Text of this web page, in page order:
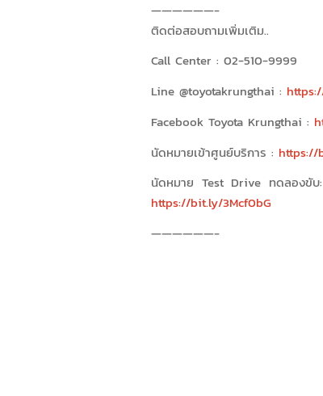
——————-
ติดต่อสอบถามเพิ่มเติม..
Call Center : 02-510-9999
Line @toyotakrungthai :
Facebook Toyota Krungthai :
นัดหมายเข้าศูนย์บริการ : https://
นัดหมาย Test Drive ทดลองขับ:
https://bit.ly/3Mcf0bG
——————-